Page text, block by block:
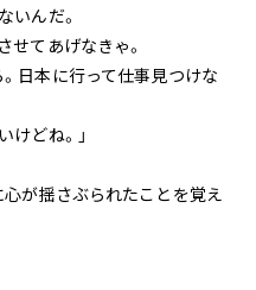
いんだ。
せてあげなきゃ。
日本に行って仕事見つけな
どね。」
が揺さぶられたことを覚え